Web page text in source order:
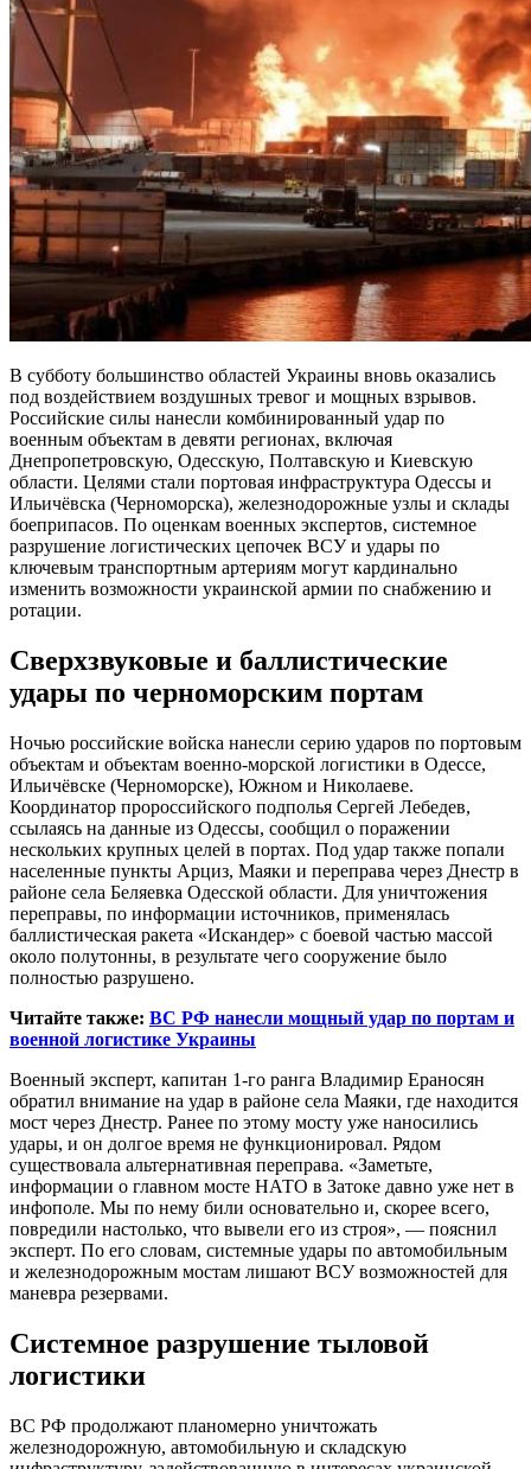
В субботу большинство областей Украины вновь оказались
под воздействием воздушных тревог и мощных взрывов.
Российские силы нанесли комбинированный удар по
военным объектам в девяти регионах, включая
Днепропетровскую, Одесскую, Полтавскую и Киевскую
области. Целями стали портовая инфраструктура Одессы и
Ильичёвска (Черноморска), железнодорожные узлы и склады
боеприпасов. По оценкам военных экспертов, системное
разрушение логистических цепочек ВСУ и удары по
ключевым транспортным артериям могут кардинально
изменить возможности украинской армии по снабжению и
ротации.
Сверхзвуковые и баллистические
удары по черноморским портам
Ночью российские войска нанесли серию ударов по портовым
объектам и объектам военно-морской логистики в Одессе,
Ильичёвске (Черноморске), Южном и Николаеве.
Координатор пророссийского подполья Сергей Лебедев,
ссылаясь на данные из Одессы, сообщил о поражении
нескольких крупных целей в портах. Под удар также попали
населенные пункты Арциз, Маяки и переправа через Днестр в
районе села Беляевка Одесской области. Для уничтожения
переправы, по информации источников, применялась
баллистическая ракета «Искандер» с боевой частью массой
около полутонны, в результате чего сооружение было
полностью разрушено.
Читайте также: ВС РФ нанесли мощный удар по портам и
военной логистике Украины
Военный эксперт, капитан 1-го ранга Владимир Ераносян
обратил внимание на удар в районе села Маяки, где находится
мост через Днестр. Ранее по этому мосту уже наносились
удары, и он долгое время не функционировал. Рядом
существовала альтернативная переправа. «Заметьте,
информации о главном мосте НАТО в Затоке давно уже нет в
инфополе. Мы по нему били основательно и, скорее всего,
повредили настолько, что вывели его из строя», — пояснил
эксперт. По его словам, системные удары по автомобильным
и железнодорожным мостам лишают ВСУ возможностей для
маневра резервами.
Системное разрушение тыловой
логистики
ВС РФ продолжают планомерно уничтожать
железнодорожную, автомобильную и складскую